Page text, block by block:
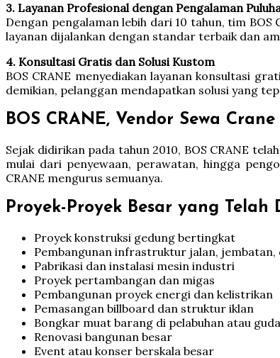
3. Layanan Profesional dengan Pengalaman
Dengan pengalaman lebih dari 10 tahun, tim
layanan dijalankan dengan standar terbaik dan
4. Konsultasi Gratis dan Solusi Kustom
BOS CRANE menyediakan layanan konsultasi
demikian, pelanggan mendapatkan solusi yang
BOS CRANE, Vendor Sewa
Sejak didirikan pada tahun 2010, BOS CRANE
mulai dari penyewaan, perawatan, hingga
CRANE mengurus semuanya.
Proyek-Proyek Besar yang Telah
Proyek konstruksi gedung bertingkat
Pembangunan infrastruktur jalan, jembatan,
Pabrikasi dan instalasi mesin industri
Proyek pertambangan dan migas
Pembangunan proyek energi dan kelistrikan
Pemasangan billboard dan struktur iklan
Bongkar muat barang di pelabuhan atau
Renovasi bangunan besar
Event atau konser berskala besar